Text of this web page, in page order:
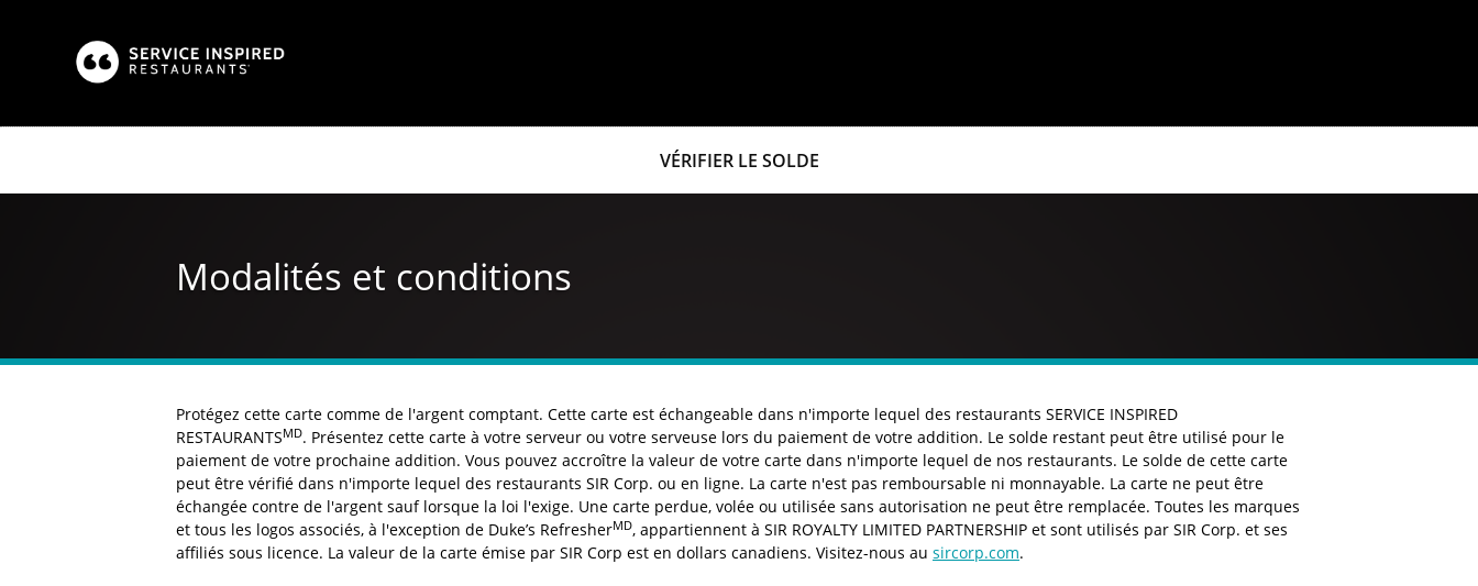
VÉRIFIER LE SOLDE
Modalités et conditions
Protégez cette carte comme de l'argent comptant. Cette carte est échangeable dans n'importe lequel des restaurants SERVICE INSPIRED
RESTAURANTSMD. Présentez cette carte à votre serveur ou votre serveuse lors du paiement de votre addition. Le solde restant peut être utilisé pour le
paiement de votre prochaine addition. Vous pouvez accroître la valeur de votre carte dans n'importe lequel de nos restaurants. Le solde de cette carte
peut être vérifié dans n'importe lequel des restaurants SIR Corp. ou en ligne. La carte n'est pas remboursable ni monnayable. La carte ne peut être
échangée contre de l'argent sauf lorsque la loi l'exige. Une carte perdue, volée ou utilisée sans autorisation ne peut être remplacée. Toutes les marques
et tous les logos associés, à l'exception de Duke’s RefresherMD, appartiennent à SIR ROYALTY LIMITED PARTNERSHIP et sont utilisés par SIR Corp. et ses
affiliés sous licence. La valeur de la carte émise par SIR Corp est en dollars canadiens. Visitez-nous au sircorp.com.